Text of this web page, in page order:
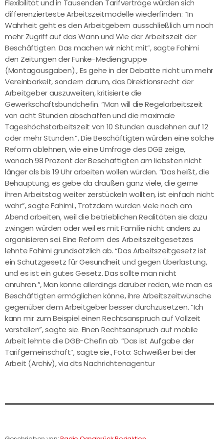
Flexibilität und in Tausenden Tarifverträge würden sich
differenzierteste Arbeitszeitmodelle wiederfinden: “In
Wahrheit geht es den Arbeitgebern ausschließlich um noch
mehr Zugriff auf das Wann und Wie der Arbeitszeit der
Beschäftigten. Das machen wir nicht mit”, sagte Fahimi
den Zeitungen der Funke-Mediengruppe
(Montagausgaben)., Es gehe in der Debatte nicht um mehr
Vereinbarkeit, sondern darum, das Direktionsrecht der
Arbeitgeber auszuweiten, kritisierte die
Gewerkschaftsbundchefin. “Man will die Regelarbeitszeit
von acht Stunden abschaffen und die maximale
Tageshöchstarbeitszeit von 10 Stunden ausdehnen auf 12
oder mehr Stunden.”, Die Beschäftigten würden eine solche
Reform ablehnen, wie eine Umfrage des DGB zeige,
wonach 98 Prozent der Beschäftigten am liebsten nicht
länger als bis 19 Uhr arbeiten wollen würden. “Das heißt, die
Behauptung, es gebe da draußen ganz viele, die gerne
ihren Arbeitstag weiter zerstückeln wollten, ist einfach nicht
wahr”, sagte Fahimi., Trotzdem würden viele noch am
Abend arbeiten, weil die betrieblichen Realitäten sie dazu
zwingen würden oder weil es mit Familie nicht anders zu
organisieren sei. Eine Reform des Arbeitszeitgesetzes
lehnte Fahimi grundsätzlich ab. “Das Arbeitszeitgesetz ist
ein Schutzgesetz für Gesundheit und gegen Überlastung,
und es ist ein gutes Gesetz. Das sollte man nicht
anrühren.”, Man könne allerdings darüber reden, wie man es
Beschäftigten ermöglichen könne, ihre Arbeitszeitwünsche
gegenüber dem Arbeitgeber besser durchzusetzen. “Ich
kann mir zum Beispiel einen Rechtsanspruch auf Vollzeit
vorstellen”, sagte sie. Einen Rechtsanspruch auf mobile
Arbeit lehnte die DGB-Chefin ab. “Das ist Aufgabe der
Tarifgemeinschaft”, sagte sie., Foto: Schweißer bei der
Arbeit (Archiv), via dts Nachrichtenagentur